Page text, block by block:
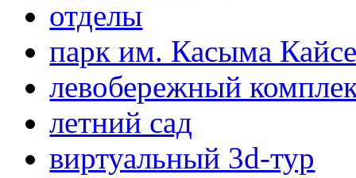
отделы
парк им. Касыма
левобережный
летний сад
виртуальный 3d-тур